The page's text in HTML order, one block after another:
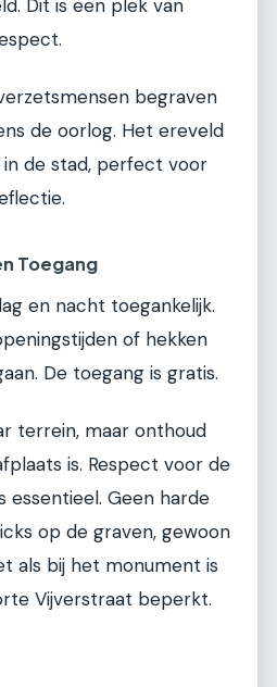
Dit is een plek van
begraven
de oorlog. Het ereveld
in de stad, perfect voor
Toegang
en nacht toegankelijk.
of hekken
De toegang is gratis.
terrein, maar onthoud
is. Respect voor de
essentieel. Geen harde
op de graven, gewoon
als bij het monument is
Vijverstraat beperkt.